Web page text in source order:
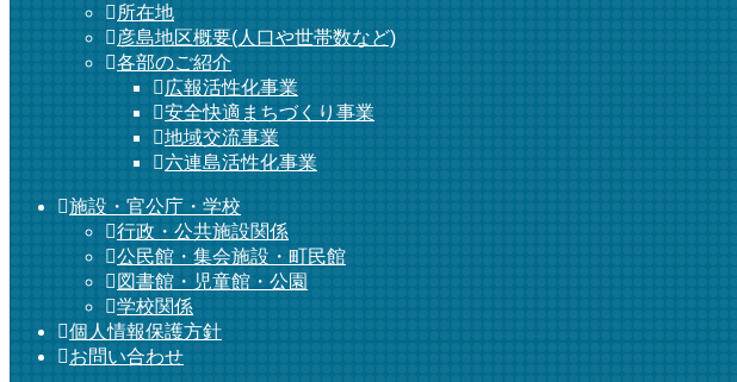
所在地
彦島地区概要(人口や世帯数など)
各部のご紹介
広報活性化事業
安全快適まちづくり事業
地域交流事業
六連島活性化事業
施設・官公庁・学校
行政・公共施設関係
公民館・集会施設・町民館
図書館・児童館・公園
学校関係
個人情報保護方針
お問い合わせ